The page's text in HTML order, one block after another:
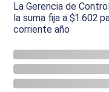
La Gerencia de
la suma fija a $1.602
corriente año